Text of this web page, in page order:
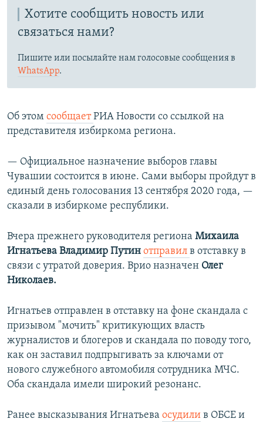
Хотите сообщить новость или
связаться нами?
Пишите или посылайте нам голосовые сообщения в
WhatsApp.
Об этом сообщаетРИА Новости со ссылкой на
представителя избиркома региона.
— Официальное назначение выборов главы
Чувашии состоится в июне. Сами выборы пройдут в
единый день голосования 13 сентября 2020 года, —
сказали в избиркоме республики.
Вчера прежнего руководителя региона Михаила
Игнатьева Владимир Путин отправил в отставку в
связи с утратой доверия. Врио назначен Олег
Николаев.
Игнатьев отправлен в отставку на фоне скандала с
призывом "мочить" критикующих власть
журналистов и блогеров и скандала по поводу того,
как он заставил подпрыгивать за ключами от
нового служебного автомобиля сотрудника МЧС.
Оба скандала имели широкий резонанс.
Ранее высказывания Игнатьева осудили в ОБСЕ и